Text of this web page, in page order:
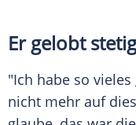
Er gelobt
"Ich habe so
nicht mehr auf